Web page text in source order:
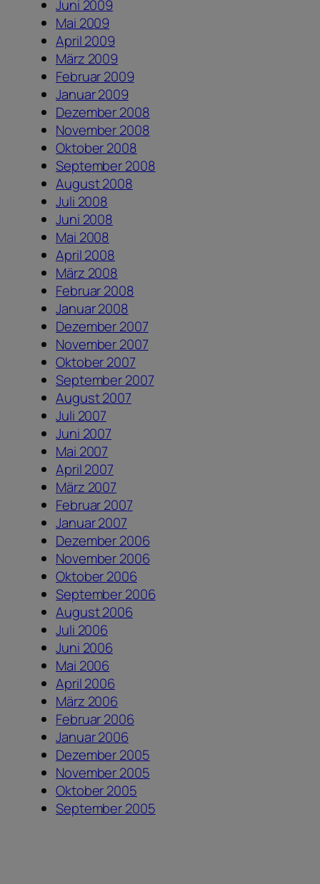
Juni 2009
Mai 2009
April 2009
März 2009
Februar 2009
Januar 2009
Dezember 2008
November 2008
Oktober 2008
September 2008
August 2008
Juli 2008
Juni 2008
Mai 2008
April 2008
März 2008
Februar 2008
Januar 2008
Dezember 2007
November 2007
Oktober 2007
September 2007
August 2007
Juli 2007
Juni 2007
Mai 2007
April 2007
März 2007
Februar 2007
Januar 2007
Dezember 2006
November 2006
Oktober 2006
September 2006
August 2006
Juli 2006
Juni 2006
Mai 2006
April 2006
März 2006
Februar 2006
Januar 2006
Dezember 2005
November 2005
Oktober 2005
September 2005